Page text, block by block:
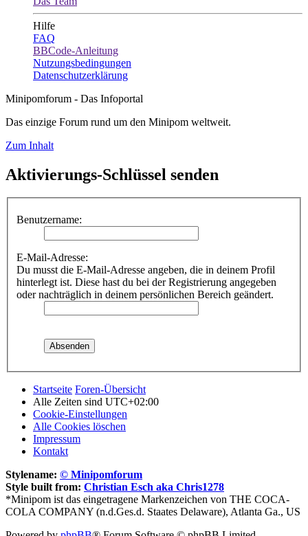
Hilfe
FAQ
BBCode-Anleitung
Nutzungsbedingungen
Datenschutzerklärung
Minipomforum - Das Infoportal
Das einzige Forum rund um den Minipom weltweit.
Zum Inhalt
Aktivierungs-Schlüssel senden
Benutzername:
E-Mail-Adresse:
Du musst die E-Mail-Adresse angeben, die in deinem Profil
hinterlegt ist. Diese hast du bei der Registrierung angegeben
oder nachträglich in deinem persönlichen Bereich geändert.
Startseite Foren-Übersicht
Alle Zeiten sind UTC+02:00
Cookie-Einstellungen
Alle Cookies löschen
Impressum
Kontakt
Stylename: © Minipomforum
Style built from: Christian Esch aka Chris1278
*Minipom ist das eingetragene Markenzeichen von THE COCA-
COLA COMPANY (n.d.Ges.d. Staates Delaware), Atlanta Ga., US